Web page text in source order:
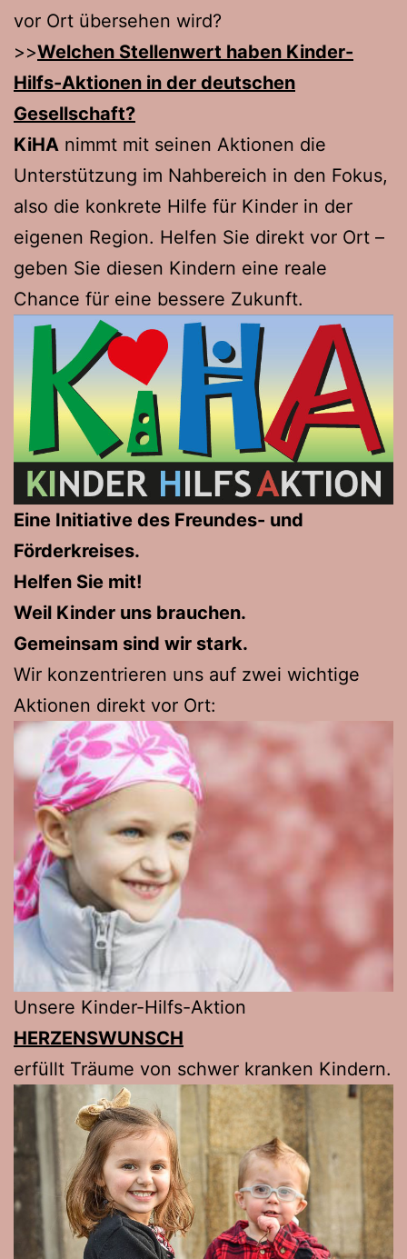
vor Ort übersehen wird?
>>Welchen Stellenwert haben Kinder-
Hilfs-Aktionen in der deutschen
Gesellschaft?
KiHA nimmt mit seinen Aktionen die
Unterstützung im Nahbereich in den Fokus,
also die konkrete Hilfe für Kinder in der
eigenen Region. Helfen Sie direkt vor Ort –
geben Sie diesen Kindern eine reale
Chance für eine bessere Zukunft.
Eine Initiative des Freundes- und
Förderkreises.
Helfen Sie mit!
Weil Kinder uns brauchen.
Gemeinsam sind wir stark.
Wir konzentrieren uns auf zwei wichtige
Aktionen direkt vor Ort:
Unsere Kinder-Hilfs-Aktion
HERZENSWUNSCH
erfüllt Träume von schwer kranken Kindern.